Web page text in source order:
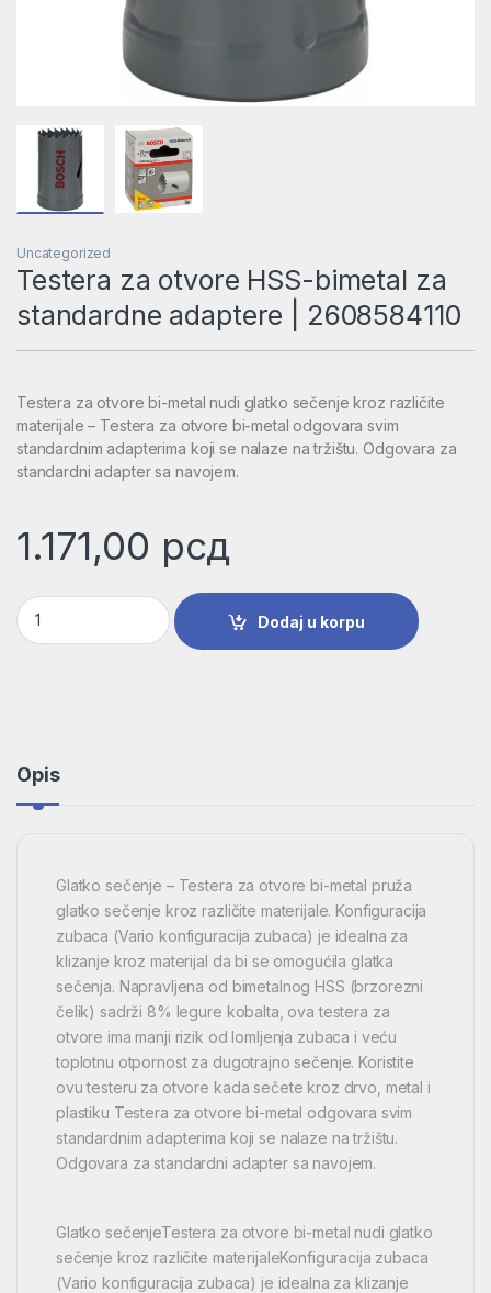
Uncategorized
Testera za otvore HSS-bimetal za
standardne adaptere | 2608584110
Testera za otvore bi-metal nudi glatko sečenje kroz različite
materijale – Testera za otvore bi-metal odgovara svim
standardnim adapterima koji se nalaze na tržištu. Odgovara za
standardni adapter sa navojem.
1.171,00 рсд
Testera za otvore HSS-bimetal za standardne adaptere |
Dodaj u korpu
Opis
Glatko sečenje – Testera za otvore bi-metal pruža
glatko sečenje kroz različite materijale. Konfiguracija
zubaca (Vario konfiguracija zubaca) je idealna za
klizanje kroz materijal da bi se omogućila glatka
sečenja. Napravljena od bimetalnog HSS (brzorezni
čelik) sadrži 8% legure kobalta, ova testera za
otvore ima manji rizik od lomljenja zubaca i veću
toplotnu otpornost za dugotrajno sečenje. Koristite
ovu testeru za otvore kada sečete kroz drvo, metal i
plastiku Testera za otvore bi-metal odgovara svim
standardnim adapterima koji se nalaze na tržištu.
Odgovara za standardni adapter sa navojem.
Glatko sečenjeTestera za otvore bi-metal nudi glatko
sečenje kroz različite materijaleKonfiguracija zubaca
(Vario konfiguracija zubaca) je idealna za klizanje